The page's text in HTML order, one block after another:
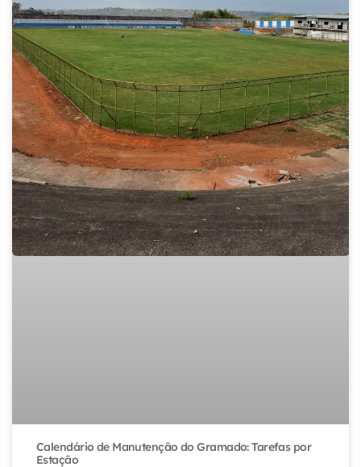
Calendário de Manutenção do Gramado: Tarefas por
Estação